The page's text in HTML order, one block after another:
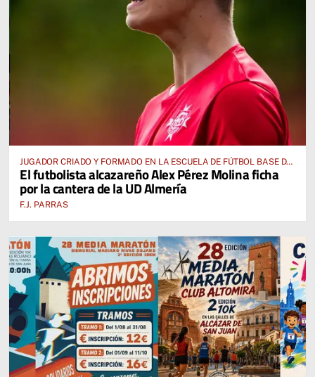
JUGADOR CRIADO Y FORMADO EN LA ESCUELA DE FÚTBOL BASE DE
ALCÁZAR DE SAN JUAN
El futbolista alcazareño Alex Pérez Molina ficha
por la cantera de la UD Almería
F.J. PARRAS